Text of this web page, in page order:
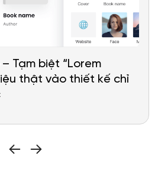
Tạm biệt “Lorem
thật vào thiết kế chỉ